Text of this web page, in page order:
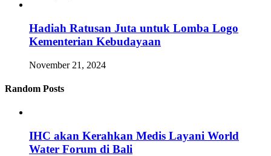
Hadiah Ratusan Juta untuk Lomba Logo
Kementerian Kebudayaan
November 21, 2024
Random Posts
IHC akan Kerahkan Medis Layani World
Water Forum di Bali